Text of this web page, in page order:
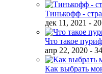
Тинькофф -
дек 11, 2021 -
Что такое
апр 22, 2020 -
Как выбрать